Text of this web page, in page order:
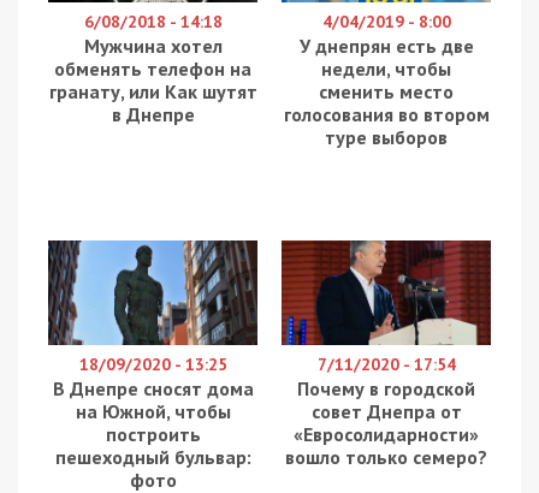
6/08/2018 - 14:18
Мужчина хотел
обменять телефон на
гранату, или Как шутят
в Днепре
4/04/2019 - 8:00
У днепрян есть две
недели, чтобы
сменить место
голосования во втором
туре выборов
18/09/2020 - 13:25
В Днепре сносят дома
на Южной, чтобы
построить
пешеходный бульвар:
фото
7/11/2020 - 17:54
Почему в городской
совет Днепра от
«Евросолидарности»
вошло только семеро?